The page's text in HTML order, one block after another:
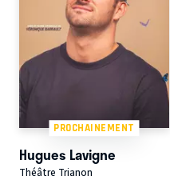
PROCHAINEMENT
Hugues Lavigne
Théâtre Trianon